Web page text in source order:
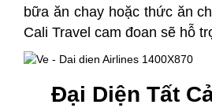
bữa ăn chay hoặc thức ăn
Cali Travel cam đoan sẽ hỗ
Đại Diện Tất